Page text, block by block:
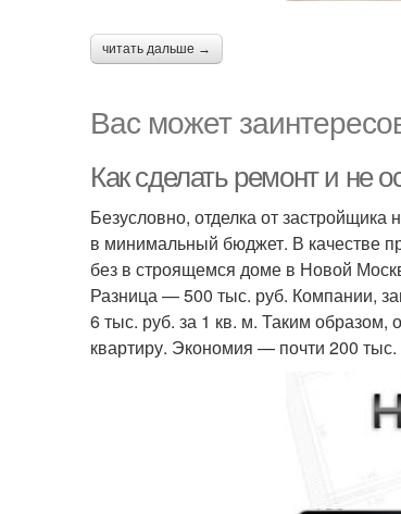
читать дальше →
Вас может
Как сделать ремонт и не
Безусловно, отделка от
в минимальный бюджет. В качестве
без в строящемся доме в Новой
Разница — 500 тыс. руб. Компании,
6 тыс. руб. за 1 кв. м. Таким образом,
квартиру. Экономия — почти 200 тыс.